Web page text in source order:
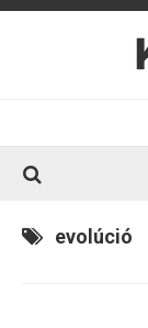
evolúció